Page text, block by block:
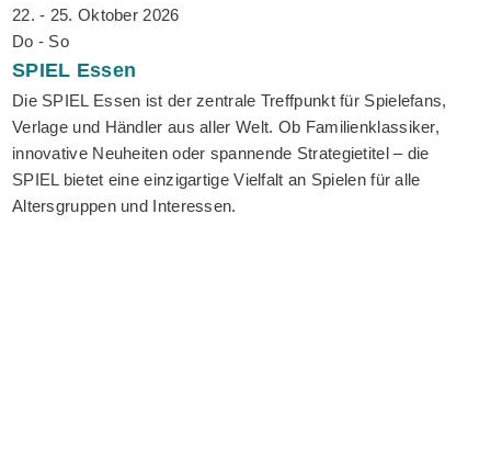
22. - 25. Oktober 2026
Do - So
SPIEL Essen
Die SPIEL Essen ist der zentrale Treffpunkt für Spielefans,
Verlage und Händler aus aller Welt. Ob Familienklassiker,
innovative Neuheiten oder spannende Strategietitel – die
SPIEL bietet eine einzigartige Vielfalt an Spielen für alle
Altersgruppen und Interessen.